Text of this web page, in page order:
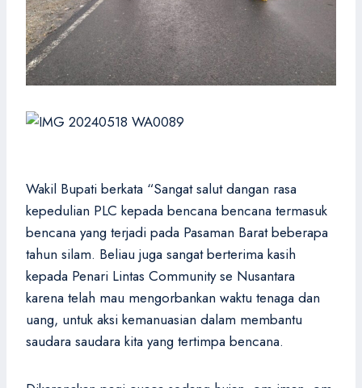
Wakil Bupati berkata “Sangat salut dangan rasa
kepedulian PLC kepada bencana bencana termasuk
bencana yang terjadi pada Pasaman Barat beberapa
tahun silam. Beliau juga sangat berterima kasih
kepada Penari Lintas Community se Nusantara
karena telah mau mengorbankan waktu tenaga dan
uang, untuk aksi kemanuasian dalam membantu
saudara saudara kita yang tertimpa bencana.